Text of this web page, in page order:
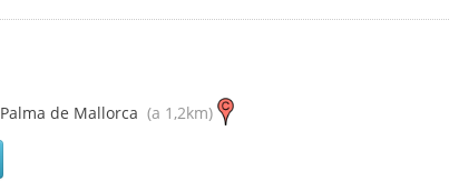
Palma de Mallorca (a 1,2km)